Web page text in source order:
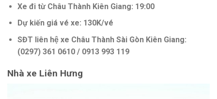
Xe đi từ Châu Thành Kiên Giang: 19:00
Dự kiến giá vé xe: 130K/vé
SĐT liên hệ xe Châu Thành Sài Gòn Kiên Giang:
(0297) 361 0610 / 0913 993 119
Nhà xe Liên Hưng